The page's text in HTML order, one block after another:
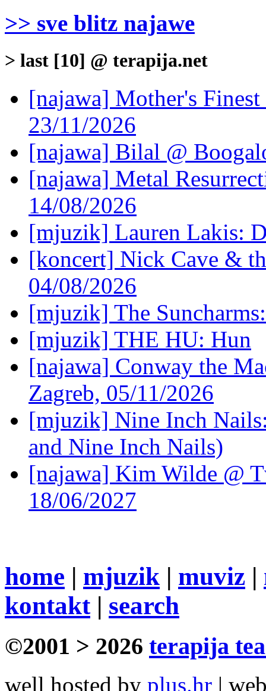
>> sve blitz najawe
> last [10] @ terapija.net
[najawa] Mother's
23/11/2026
[najawa] Bilal @
[najawa] Metal
14/08/2026
[mjuzik] Lauren Lakis:
[koncert] Nick Cave &
04/08/2026
[mjuzik] The
[mjuzik] THE HU: Hun
[najawa] Conway the
Zagreb, 05/11/2026
[mjuzik] Nine Inch
and Nine Inch Nails)
[najawa] Kim Wilde @
18/06/2027
home | mjuzik | muviz |
kontakt| search
©2001 > 2026 terapija
well hosted by plus.hr |